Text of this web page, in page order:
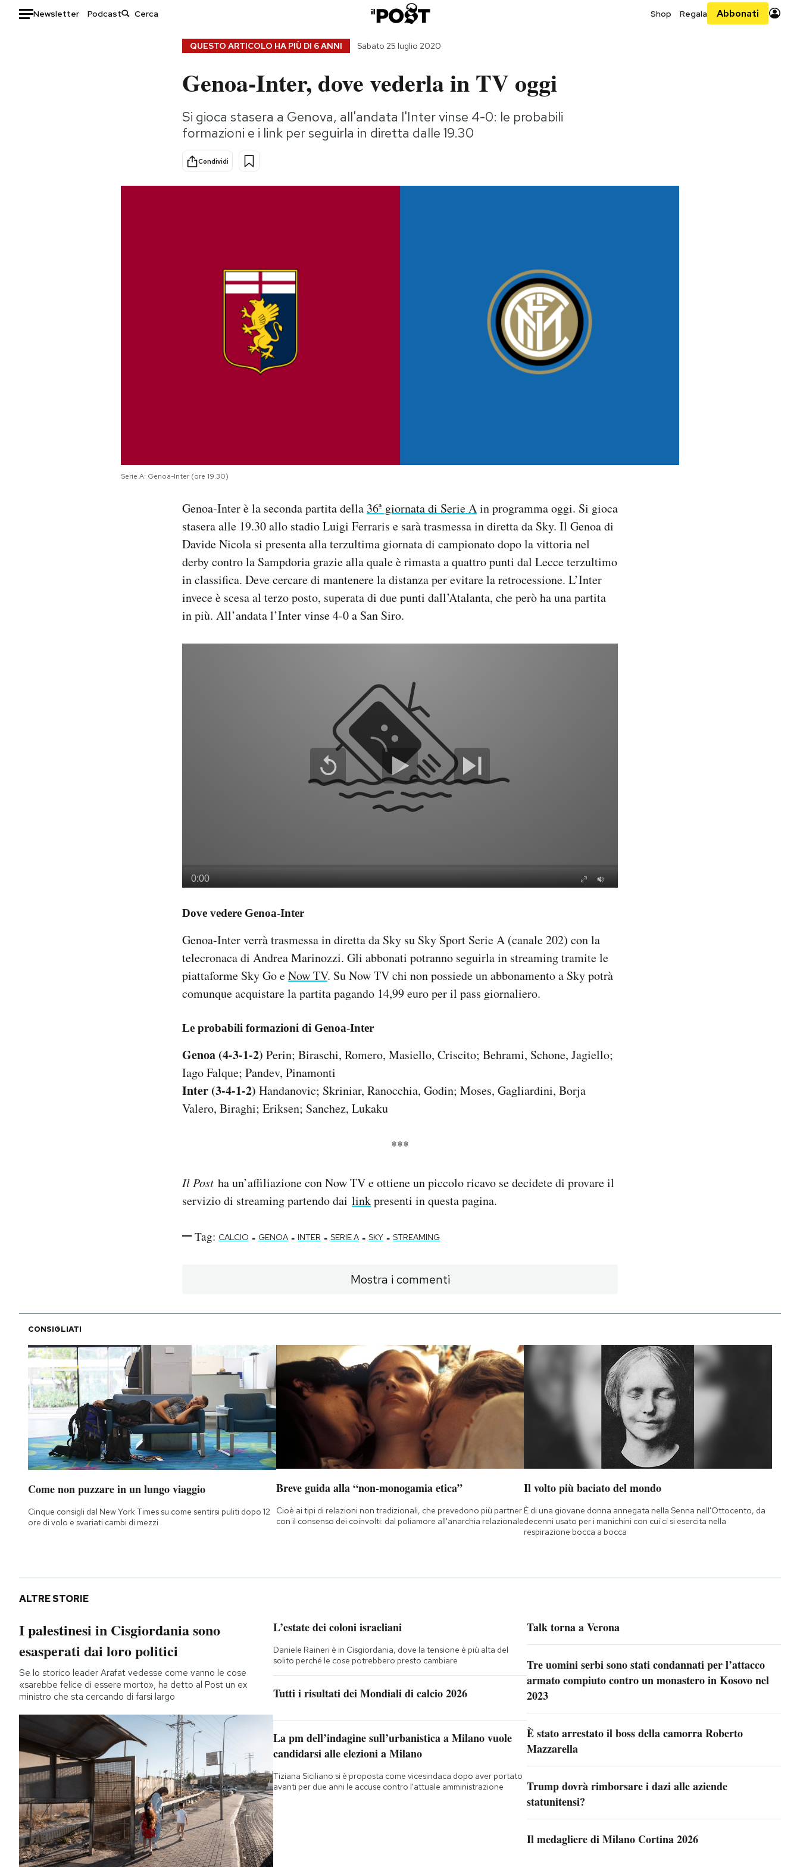
Newsletter Podcast Shop Regala Abbonati
Consumismi
Storie/Idee
Ok Boomer!
Media
QUESTO ARTICOLO HA PIÙ DI 6 ANNI Sabato 25 luglio 2020
Genoa-Inter, dove vederla in TV oggi
Si gioca stasera a Genova, all'andata l'Inter vinse 4-0: le probabili
formazioni e i link per seguirla in diretta dalle 19.30
Condividi
Serie A: Genoa-Inter (ore 19.30)
Genoa-Inter è la seconda partita della 36ª giornata di Serie Ain programma oggi. Si gioca
stasera alle 19.30 allo stadio Luigi Ferraris e sarà trasmessa in diretta da Sky. Il Genoa di
Davide Nicola si presenta alla terzultima giornata di campionato dopo la vittoria nel
derby contro la Sampdoria grazie alla quale è rimasta a quattro punti dal Lecce terzultimo
in classifica. Deve cercare di mantenere la distanza per evitare la retrocessione. L’Inter
invece è scesa al terzo posto, superata di due punti dall’Atalanta, che però ha una partita
in più. All’andata l’Inter vinse 4-0 a San Siro.
Dove vedere Genoa-Inter
Genoa-Inter verrà trasmessa in diretta da Sky su Sky Sport Serie A (canale 202) con la
telecronaca di Andrea Marinozzi. Gli abbonati potranno seguirla in streaming tramite le
piattaforme Sky Go eNow TV. Su Now TV chi non possiede un abbonamento a Sky potrà
comunque acquistare la partita pagando 14,99 euro per il pass giornaliero.
Le probabili formazioni di Genoa-Inter
Genoa (4-3-1-2) Perin; Biraschi, Romero, Masiello, Criscito; Behrami, Schone, Jagiello;
Iago Falque; Pandev, Pinamonti
Inter (3-4-1-2) Handanovic; Skriniar, Ranocchia, Godin; Moses, Gagliardini, Borja
Valero, Biraghi; Eriksen; Sanchez, Lukaku
***
Il Post ha un’affiliazione con Now TV e ottiene un piccolo ricavo se decidete di provare il
servizio di streaming partendo dai linkpresenti in questa pagina.
Tag: CALCIO - GENOA - INTER - SERIE A - SKY - STREAMING
Mostra i commenti
CONSIGLIATI
Come non puzzare in un lungo viaggio
Cinque consigli dal New York Times su come sentirsi puliti dopo 12
ore di volo e svariati cambi di mezzi
Breve guida alla “non-monogamia etica”
Cioè ai tipi di relazioni non tradizionali, che prevedono più partner
con il consenso dei coinvolti: dal poliamore all'anarchia relazionale
Il volto più baciato del mondo
È di una giovane donna annegata nella Senna nell'Ottocento, da
decenni usato per i manichini con cui ci si esercita nella
respirazione bocca a bocca
ALTRE STORIE
I palestinesi in Cisgiordania sono
esasperati dai loro politici
Se lo storico leader Arafat vedesse come vanno le cose
«sarebbe felice di essere morto», ha detto al Post un ex
ministro che sta cercando di farsi largo
L’estate dei coloni israeliani
Daniele Raineri è in Cisgiordania, dove la tensione è più alta del
solito perché le cose potrebbero presto cambiare
Tutti i risultati dei Mondiali di calcio 2026
La pm dell’indagine sull’urbanistica a Milano vuole
candidarsi alle elezioni a Milano
Tiziana Siciliano si è proposta come vicesindaca dopo aver portato
avanti per due anni le accuse contro l'attuale amministrazione
Talk torna a Verona
Tre uomini serbi sono stati condannati per l’attacco
armato compiuto contro un monastero in Kosovo nel
2023
È stato arrestato il boss della camorra Roberto
Mazzarella
Trump dovrà rimborsare i dazi alle aziende
statunitensi?
Il medagliere di Milano Cortina 2026